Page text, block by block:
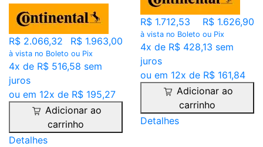
R$ 2.066,32 R$ 1.963,00
à vista no Boleto ou Pix
4x de R$ 516,58 sem
juros
ou em 12x de R$ 195,27
carrinho
Detalhes
R$ 1.712,53 R$ 1.626,90
à vista no Boleto ou Pix
4x de R$ 428,13 sem
juros
ou em 12x de R$ 161,84
carrinho
Detalhes